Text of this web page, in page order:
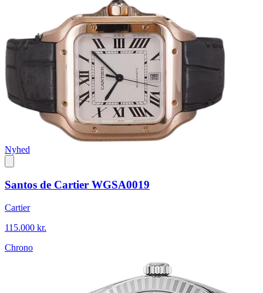
Nyhed
Santos de Cartier WGSA0019
Cartier
115.000 kr.
Chrono